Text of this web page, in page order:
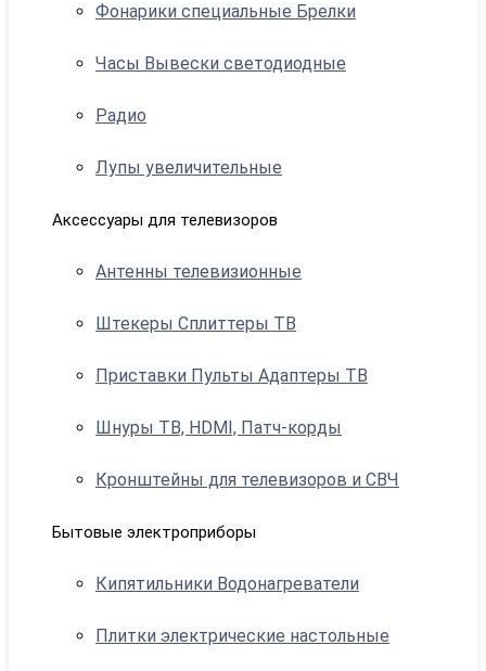
Фонарики специальные Брелки
Часы Вывески светодиодные
Радио
Лупы увеличительные
Аксессуары для телевизоров
Антенны телевизионные
Штекеры Сплиттеры ТВ
Приставки Пульты Адаптеры ТВ
Шнуры ТВ, HDMI, Патч-корды
Кронштейны для телевизоров и СВЧ
Бытовые электроприборы
Кипятильники Водонагреватели
Плитки электрические настольные